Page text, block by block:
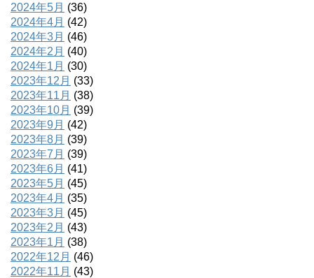
2024年5月 (36)
2024年4月 (42)
2024年3月 (46)
2024年2月 (40)
2024年1月 (30)
2023年12月 (33)
2023年11月 (38)
2023年10月 (39)
2023年9月 (42)
2023年8月 (39)
2023年7月 (39)
2023年6月 (41)
2023年5月 (45)
2023年4月 (35)
2023年3月 (45)
2023年2月 (43)
2023年1月 (38)
2022年12月 (46)
2022年11月 (43)